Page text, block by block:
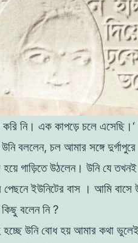
করি নি। এক কাপড়েচলে এসেছি। ‘
উনি বললেন, চল আমার সঙ্গে দুর্গাপুরে
হয়ে গাড়িতেউঠলেন। উনিযেতখনই
পেছনেইউনিটের বাস । আমি বাসে
বলেন নি ?
উনি বােধ হয় আমার কথা